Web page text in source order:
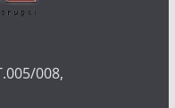
008,